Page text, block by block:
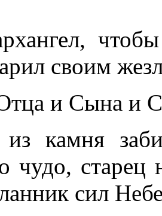
своим
и Сына и
камня
чудо, старец
сил